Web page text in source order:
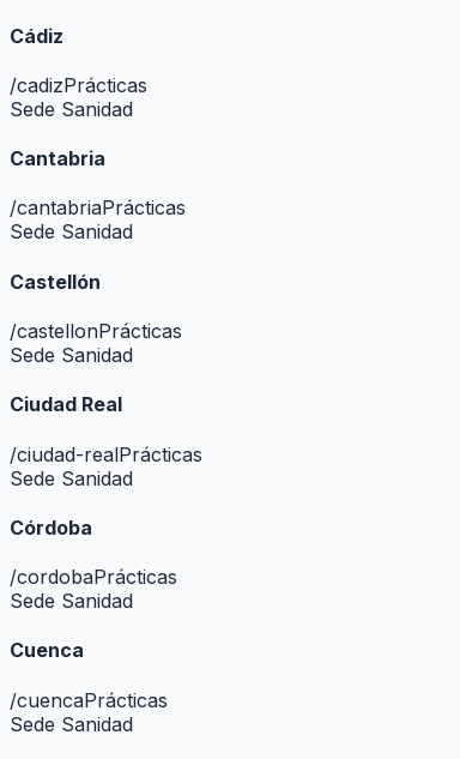
Cádiz
/cadizPrácticas
Sede Sanidad
Cantabria
/cantabriaPrácticas
Sede Sanidad
Castellón
/castellonPrácticas
Sede Sanidad
Ciudad Real
/ciudad-realPrácticas
Sede Sanidad
Córdoba
/cordobaPrácticas
Sede Sanidad
Cuenca
/cuencaPrácticas
Sede Sanidad